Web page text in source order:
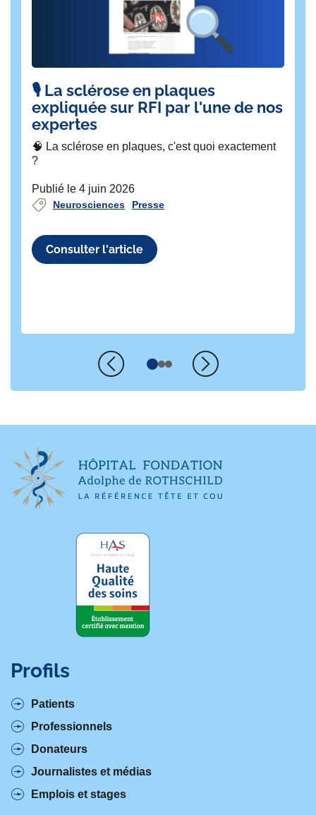
🎙️ La sclérose en plaques
expliquée sur RFI par l'une de nos
expertes
🧠 La sclérose en plaques, c'est quoi exactement
?
Publié le 4 juin 2026
Neurosciences Presse
Consulter l'article
Suivant
Profils
Patients
Professionnels
Donateurs
Journalistes et médias
Emplois et stages